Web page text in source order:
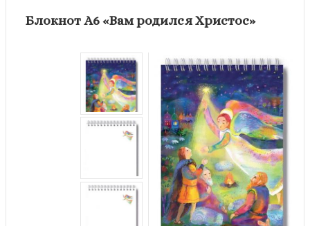
Блокнот А6 «Вам родился Христос»